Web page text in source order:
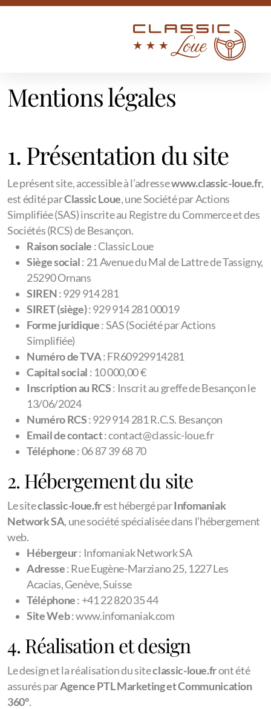
Mentions légales
1. Présentation du site
Le présent site, accessible à l’adressewww.classic-loue.fr,
est édité parClassic Loue, une Société par Actions
Simplifiée (SAS) inscrite au Registre du Commerce et des
Sociétés (RCS) de Besançon.
Raison sociale : Classic Loue
Siège social: 21 Avenue du Mal de Lattre de Tassigny,
25290 Ornans
SIREN: 929 914 281
SIRET (siège): 929 914 281 00019
Forme juridique: SAS (Société par Actions
Simplifiée)
Numéro de TVA: FR60929914281
Capital social : 10 000,00 €
Inscription au RCS: Inscrit au greffe de Besançon le
13/06/2024
Numéro RCS: 929 914 281 R.C.S. Besançon
Email de contact: contact@classic-loue.fr
Téléphone: 06 87 39 68 70
2. Hébergement du site
Le siteclassic-loue.frest hébergé parInfomaniak
Network SA, une société spécialisée dans l’hébergement
web.
Hébergeur: Infomaniak Network SA
Adresse: Rue Eugène-Marziano 25, 1227 Les
Acacias, Genève, Suisse
Téléphone: +41 22 820 35 44
Site Web: www.infomaniak.com
4. Réalisation et design
Le design et la réalisation du siteclassic-loue.front été
assurés parAgence PTL Marketing et Communication
360°.
Nos Voitures de Collection
MG A 1960
MG B 1976
PEUGEOT 304
RENAULT 4CV
Nos Véhicules Utilitaires
Trafic Minibus
Remorque Frigorifique
Nos Véhicules de Courtoisie
Véhicule de prêt - Clio
5008 - 7 PLACES
Vélos
Nos Excursions
Location Particulier
Location Entreprise
Location Véhicule pour Mariage